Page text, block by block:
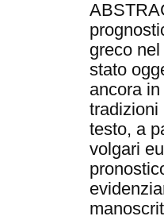
greco
stato
ancora
tradizioni
testo, a
volgari